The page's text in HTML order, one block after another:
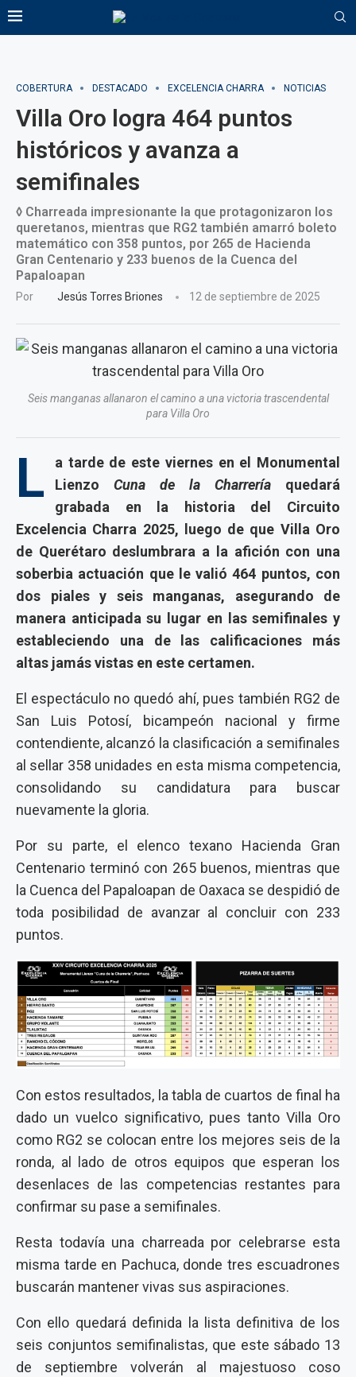
COBERTURA DESTACADO EXCELENCIA CHARRA NOTICIAS
Villa Oro logra 464 puntos
históricos y avanza a
semifinales
◊ Charreada impresionante la que protagonizaron los
queretanos, mientras que RG2 también amarró boleto
matemático con 358 puntos, por 265 de Hacienda
Gran Centenario y 233 buenos de la Cuenca del
Papaloapan
Por Jesús Torres Briones 12 de septiembre de 2025
Seis manganas allanaron el camino a una victoria trascendental
para Villa Oro
L
a tarde de este viernes en el Monumental
Lienzo Cuna de la Charrería quedará
grabada en la historia del Circuito
Excelencia Charra 2025, luego de que Villa Oro
de Querétaro deslumbrara a la afición con una
soberbia actuación que le valió464 puntos, con
dos piales y seis manganas, asegurando de
manera anticipada su lugar en las semifinales y
estableciendo una de las calificaciones más
altas jamás vistas en este certamen.
El espectáculo no quedó ahí, pues también RG2 de
San Luis Potosí, bicampeón nacional y firme
contendiente, alcanzó la clasificación a semifinales
al sellar 358 unidades en esta misma competencia,
consolidando su candidatura para buscar
nuevamente la gloria.
Por su parte, el elenco texano Hacienda Gran
Centenario terminó con 265 buenos, mientras que
la Cuenca del Papaloapan de Oaxaca se despidió de
toda posibilidad de avanzar al concluir con 233
puntos.
Con estos resultados, la tabla de cuartos de final ha
dado un vuelco significativo, pues tanto Villa Oro
como RG2 se colocan entre los mejores seis de la
ronda, al lado de otros equipos que esperan los
desenlaces de las competencias restantes para
confirmar su pase a semifinales.
Resta todavía una charreada por celebrarse esta
misma tarde en Pachuca, donde tres escuadrones
buscarán mantener vivas sus aspiraciones.
Con ello quedará definida la lista definitiva de los
seis conjuntos semifinalistas, que este sábado 13
de septiembre volverán al majestuoso coso